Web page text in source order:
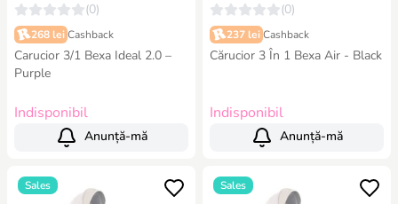
(0)
268 lei Cashback
Carucior 3/1 Bexa Ideal 2.0 –
Purple
Indisponibil
Anunță-mă
(0)
237 lei Cashback
Cărucior 3 În 1 Bexa Air - Black
Indisponibil
Anunță-mă
Sales Sales